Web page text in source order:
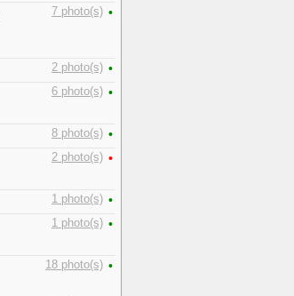
7 photo(s) •
2 photo(s) •
6 photo(s) •
8 photo(s) •
2 photo(s) •
1 photo(s) •
1 photo(s) •
18 photo(s) •